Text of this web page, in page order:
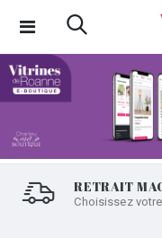
RETRAIT
Choisissez